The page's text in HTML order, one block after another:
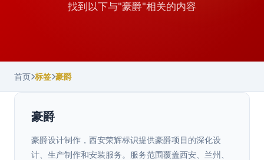
找到以下与"豪爵"相关的内容
首页 标签 豪爵
豪爵
豪爵设计制作，西安荣辉标识提供豪爵项目的深化设
计、生产制作和安装服务。服务范围覆盖西安、兰州、